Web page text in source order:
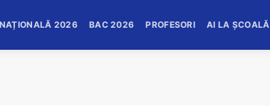
2026 BAC 2026 PROFESORI AI LA ȘCOALĂ